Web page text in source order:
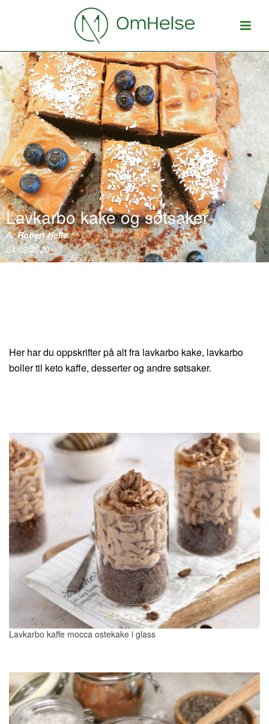
Lavkarbo kake og søtsaker
AvRobert Helle
24/02/2020
Her har du oppskrifter på alt fra lavkarbo kake, lavkarbo
boller til keto kaffe, desserter og andre søtsaker.
Lavkarbo kaffe mocca ostekake i glass